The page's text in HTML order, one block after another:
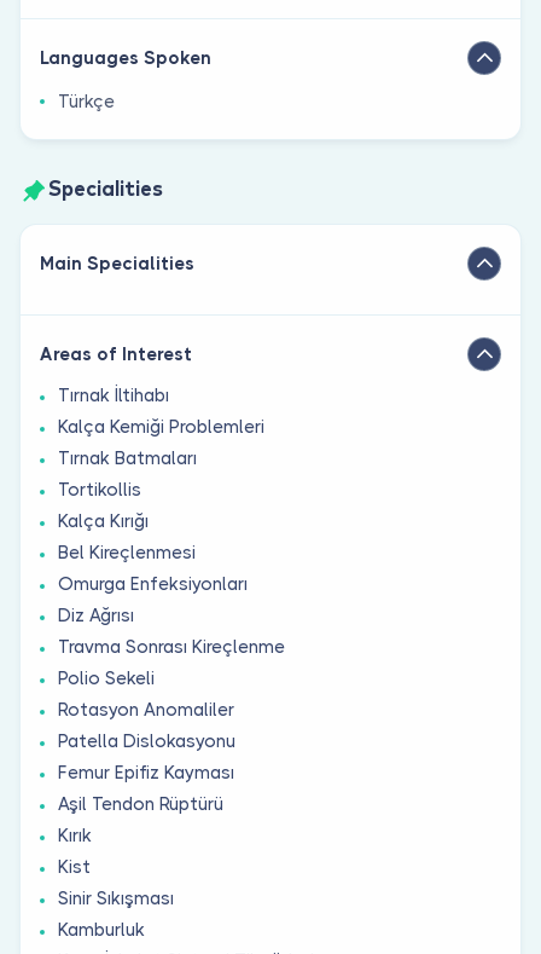
Languages Spoken
Türkçe
Specialities
Main Specialities
Areas of Interest
Tırnak İltihabı
Kalça Kemiği Problemleri
Tırnak Batmaları
Tortikollis
Kalça Kırığı
Bel Kireçlenmesi
Omurga Enfeksiyonları
Diz Ağrısı
Travma Sonrası Kireçlenme
Polio Sekeli
Rotasyon Anomaliler
Patella Dislokasyonu
Femur Epifiz Kayması
Aşil Tendon Rüptürü
Kırık
Kist
Sinir Sıkışması
Kamburluk